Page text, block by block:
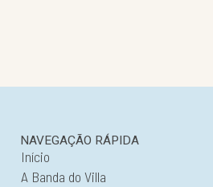
NAVEGAÇÃO RÁPIDA
Início
A Banda do Villa